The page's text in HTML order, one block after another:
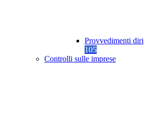
Provvedimenti
105
Controlli sulle imprese